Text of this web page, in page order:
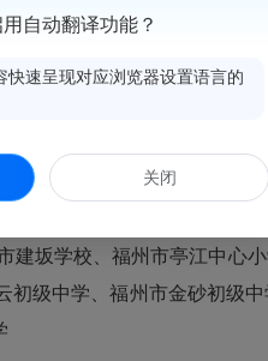
建坂学校、福州市亭江中心
级中学、福州市金砂初级
自动翻译功能？
快速呈现对应浏览器设置语言的
关闭